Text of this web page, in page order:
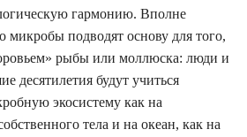
гармонию. Вполне
микробы подводят основу для того,
рыбы или моллюска: люди и
десятилетия будут учиться
экосистему как на
тела и на океан, как на